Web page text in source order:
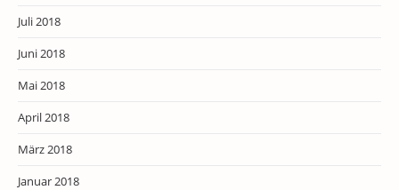
Juli 2018
Juni 2018
Mai 2018
April 2018
März 2018
Januar 2018